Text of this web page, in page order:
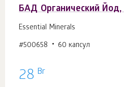
БАД Органический Йод,
Essential Minerals
#500658 60 капсул
28 Br